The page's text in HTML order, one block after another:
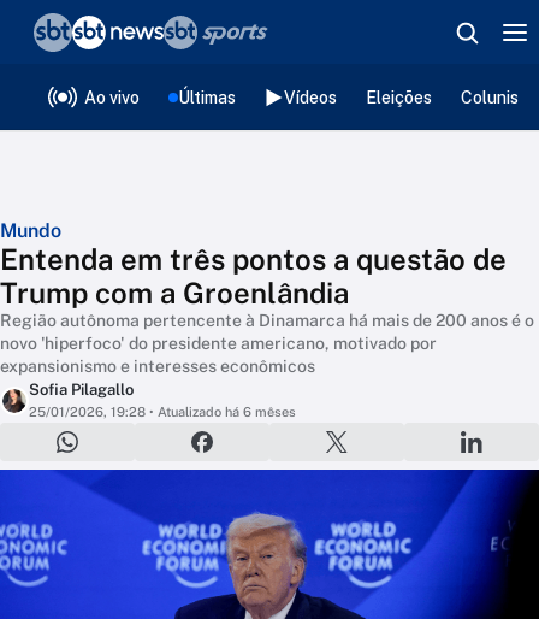
Ao vivo Últimas Vídeos Eleições
Mundo
Entenda em três pontos a questão de
Trump com a Groenlândia
Região autônoma pertencente à Dinamarca há mais de 200 anos é o
novo 'hiperfoco' do presidente americano, motivado por
expansionismo e interesses econômicos
Sofia Pilagallo
25/01/2026, 19:28 • Atualizado há 6 mêses
❮voltar
Editorias